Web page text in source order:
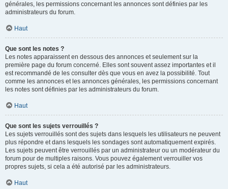
générales, les permissions concernant les annonces sont définies par les
administrateurs du forum.
Haut
Que sont les notes ?
Les notes apparaissent en dessous des annonces et seulement sur la
première page du forum concerné. Elles sont souvent assez importantes et il
est recommandé de les consulter dès que vous en avez la possibilité. Tout
comme les annonces et les annonces générales, les permissions concernant
les notes sont définies par les administrateurs du forum.
Haut
Que sont les sujets verrouillés ?
Les sujets verrouillés sont des sujets dans lesquels les utilisateurs ne peuvent
plus répondre et dans lesquels les sondages sont automatiquement expirés.
Les sujets peuvent être verrouillés par un administrateur ou un modérateur du
forum pour de multiples raisons. Vous pouvez également verrouiller vos
propres sujets, si cela a été autorisé par les administrateurs.
Haut